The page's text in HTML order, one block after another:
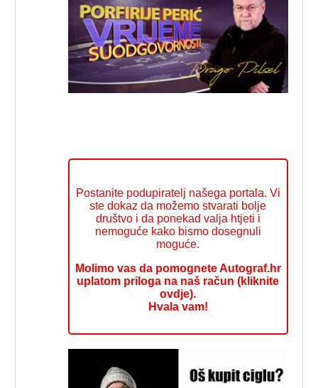
Postanite podupiratelj našega portala. Vi
ste dokaz da možemo stvarati bolje
društvo i da ponekad valja htjeti i
nemoguće kako bismo dosegnuli
moguće.
Molimo vas da pomognete Autograf.hr
uplatom priloga na naš račun (kliknite
ovdje).
Hvala vam!